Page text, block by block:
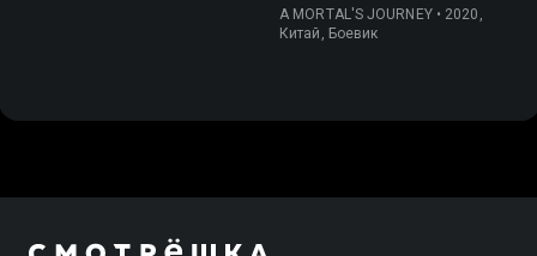
A MORTAL'S JOURNEY • 2020,
Китай, Боевик